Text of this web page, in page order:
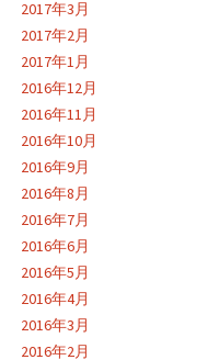
2017年3月
2017年2月
2017年1月
2016年12月
2016年11月
2016年10月
2016年9月
2016年8月
2016年7月
2016年6月
2016年5月
2016年4月
2016年3月
2016年2月